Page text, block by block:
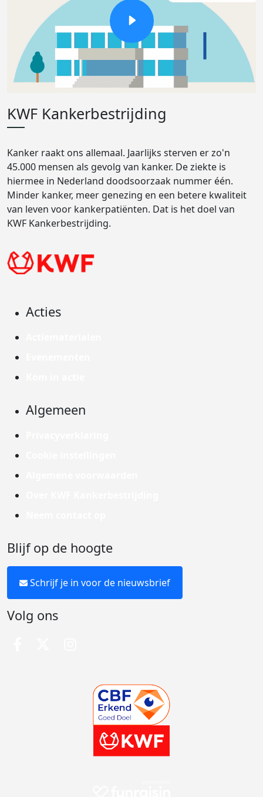
KWF Kankerbestrijding
Kanker raakt ons allemaal. Jaarlijks sterven er zo'n
45.000 mensen als gevolg van kanker. De ziekte is
hiermee in Nederland doodsoorzaak nummer één.
Minder kanker, meer genezing en een betere kwaliteit
van leven voor kankerpatiënten. Dat is het doel van
KWF Kankerbestrijding.
Acties
Algemeen
Blijf op de hoogte
Schrijf je in voor de nieuwsbrief
Volg ons